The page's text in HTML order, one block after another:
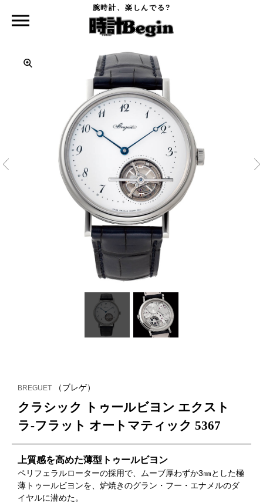
腕時計、楽しんでる?
BREGUET
クラシック トゥールビヨン エクストラ-フラット オートマティック 5367
BREGUET （ブレゲ）
クラシック トゥールビヨン エクスト
ラ-フラット オートマティック 5367
上質感を高めた薄型トゥールビヨン
ペリフェラルローターの採用で、ムーブ厚わずか3㎜とした極
薄トゥールビヨンを、炉焼きのグラン・フー・エナメルのダ
イヤルに潜めた。